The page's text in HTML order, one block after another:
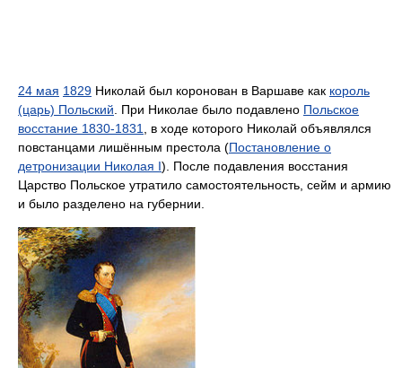
24 мая 1829 Николай был коронован в Варшаве как король
(царь) Польский . При Николае было подавлено Польское
восстание 1830-1831
, в ходе которого Николай объявлялся
повстанцами лишённым престола (Постановление о
детронизации Николая I). После подавления восстания
Царство Польское утратило самостоятельность, сейм и армию
и было разделено на губернии.